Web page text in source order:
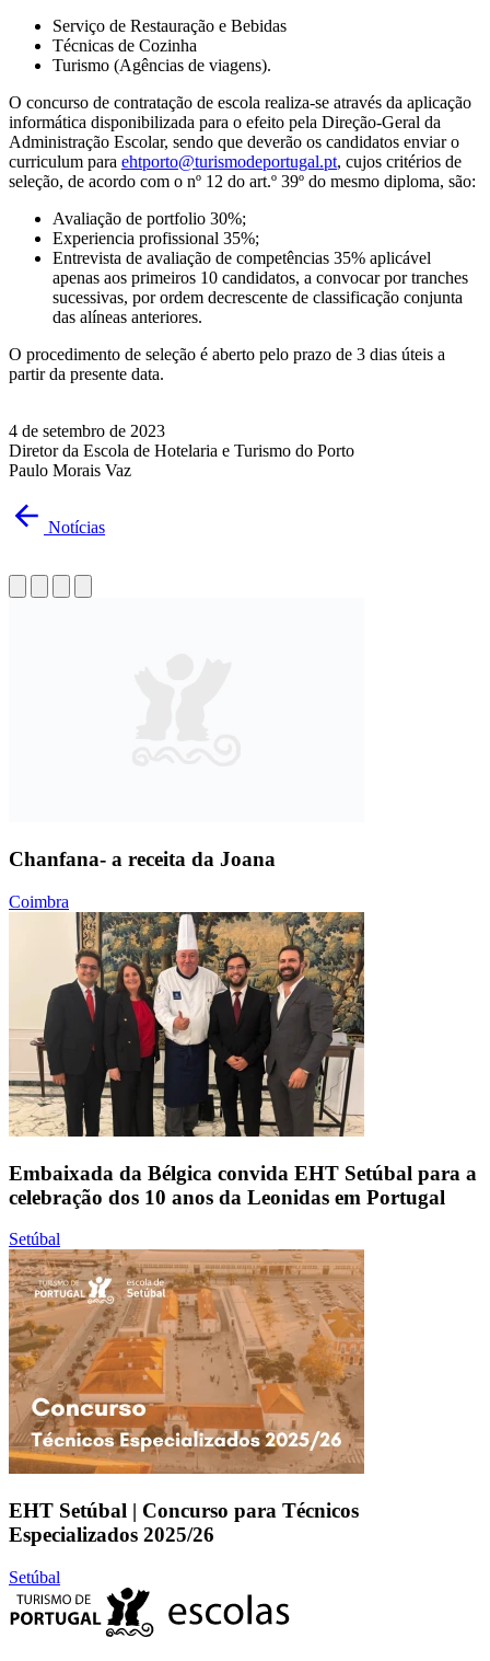
Serviço de Restauração e Bebidas
Técnicas de Cozinha
Turismo (Agências de viagens).
O concurso de contratação de escola realiza-se através da aplicação
informática disponibilizada para o efeito pela Direção-Geral da
Administração Escolar, sendo que deverão os candidatos enviar o
curriculum para ehtporto@turismodeportugal.pt, cujos critérios de
seleção, de acordo com o nº 12 do art.º 39º do mesmo diploma, são:
Avaliação de portfolio 30%;
Experiencia profissional 35%;
Entrevista de avaliação de competências 35% aplicável
apenas aos primeiros 10 candidatos, a convocar por tranches
sucessivas, por ordem decrescente de classificação conjunta
das alíneas anteriores.
O procedimento de seleção é aberto pelo prazo de 3 dias úteis a
partir da presente data.
4 de setembro de 2023
Diretor da Escola de Hotelaria e Turismo do Porto
Paulo Morais Vaz
Notícias
Chanfana- a receita da Joana
Coimbra
Embaixada da Bélgica convida EHT Setúbal para a
celebração dos 10 anos da Leonidas em Portugal
Setúbal
EHT Setúbal | Concurso para Técnicos
Especializados 2025/26
Setúbal